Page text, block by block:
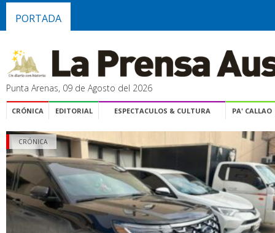
PORTADA
Punta Arenas, 09 de Agosto del 2026
CRÓNICA EDITORIAL ESPECTACULOS & CULTURA PA' CALLAO
CRÓNICA